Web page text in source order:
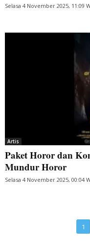
Selasa 4 November 2025, 11:09
Artis
Paket Horor dan
Mundur Horor
Selasa 4 November 2025, 00:04
1